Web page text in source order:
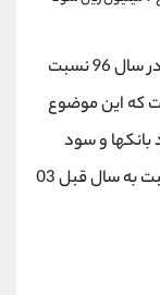
سایر درآمدها و هزینه های غیرعملیاتی گروه در سال 96 نسبت
است که این موضوع
و سود
حاصل از درآمد اجاره می باشد که به ترتیب نسبت به سال قبل 03